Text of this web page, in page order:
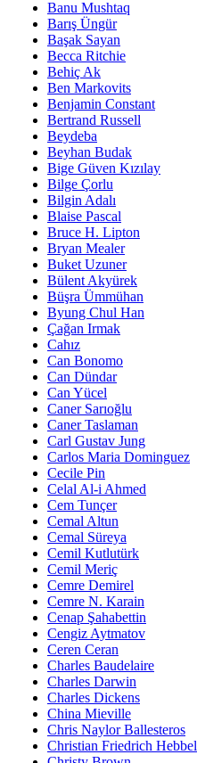
Banu Mushtaq
Barış Üngür
Başak Sayan
Becca Ritchie
Behiç Ak
Ben Markovits
Benjamin Constant
Bertrand Russell
Beydeba
Beyhan Budak
Bige Güven Kızılay
Bilge Çorlu
Bilgin Adalı
Blaise Pascal
Bruce H. Lipton
Bryan Mealer
Buket Uzuner
Bülent Akyürek
Büşra Ümmühan
Byung Chul Han
Çağan Irmak
Cahız
Can Bonomo
Can Dündar
Can Yücel
Caner Sarıoğlu
Caner Taslaman
Carl Gustav Jung
Carlos Maria Dominguez
Cecile Pin
Celal Al-i Ahmed
Cem Tunçer
Cemal Altun
Cemal Süreya
Cemil Kutlutürk
Cemil Meriç
Cemre Demirel
Cemre N. Karain
Cenap Şahabettin
Cengiz Aytmatov
Ceren Ceran
Charles Baudelaire
Charles Darwin
Charles Dickens
China Mieville
Chris Naylor Ballesteros
Christian Friedrich Hebbel